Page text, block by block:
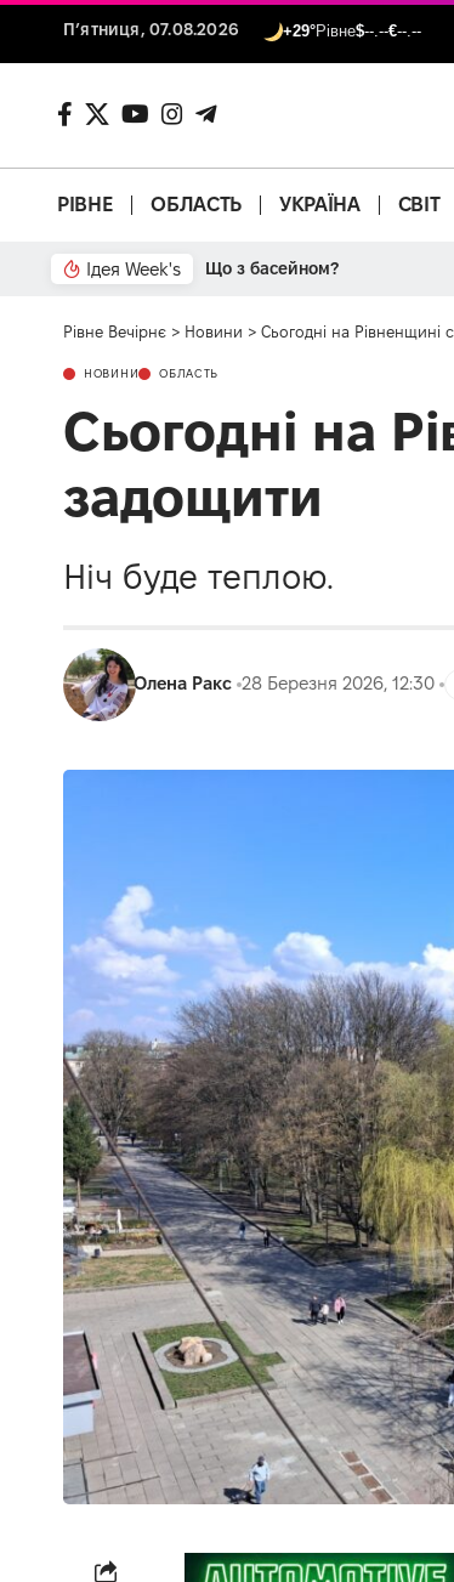
П’ятниця, 07.08.2026 +29°Рівне$--.--€--.--
РІВНЕ ОБЛАСТЬ УКРАЇНА СВІТ
Ідея Week's Що з басейном?
Рівне Вечірнє > Новини > Сьогодні на Рівненщині
НОВИНИ ОБЛАСТЬ
Сьогодні на
задощити
Ніч буде теплою.
Олена Ракс 28 Березня 2026, 12:30